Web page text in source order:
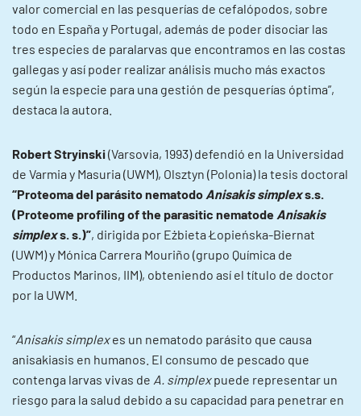
valor comercial en las pesquerías de cefalópodos, sobre
todo en España y Portugal, además de poder disociar las
tres especies de paralarvas que encontramos en las costas
gallegas y así poder realizar análisis mucho más exactos
según la especie para una gestión de pesquerías óptima”,
destaca la autora.
Robert Stryinski(Varsovia, 1993) defendió en la Universidad
de Varmia y Masuria (UWM), Olsztyn (Polonia) la tesis doctoral
“Proteoma del parásito nematodo Anisakis simplexs.s.
(Proteome profiling of the parasitic nematode Anisakis
simplexs. s.)”, dirigida por Eżbieta Łopieńska-Biernat
(UWM) y Mónica Carrera Mouriño (grupo Química de
Productos Marinos, IIM), obteniendo así el título de doctor
por la UWM.
“Anisakis simplexes un nematodo parásito que causa
anisakiasis en humanos. El consumo de pescado que
contenga larvas vivas de A. simplexpuede representar un
riesgo para la salud debido a su capacidad para penetrar en